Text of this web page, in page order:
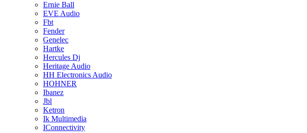
Ernie Ball
EVE Audio
Fbt
Fender
Genelec
Hartke
Hercules Dj
Heritage Audio
HH Electronics Audio
HOHNER
Ibanez
Jbl
Ketron
Ik Multimedia
IConnectivity